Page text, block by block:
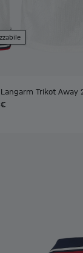
Trikot Away